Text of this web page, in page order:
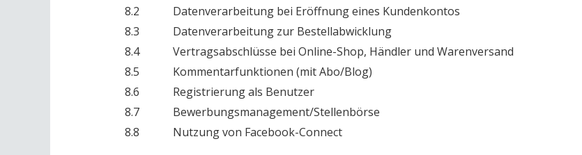
8.2 Datenverarbeitung bei Eröffnung eines Kundenkontos
8.3 Datenverarbeitung zur Bestellabwicklung
8.4 Vertragsabschlüsse bei Online-Shop, Händler und Warenversand
8.5 Kommentarfunktionen (mit Abo/Blog)
8.6 Registrierung als Benutzer
8.7 Bewerbungsmanagement/Stellenbörse
8.8 Nutzung von Facebook-Connect